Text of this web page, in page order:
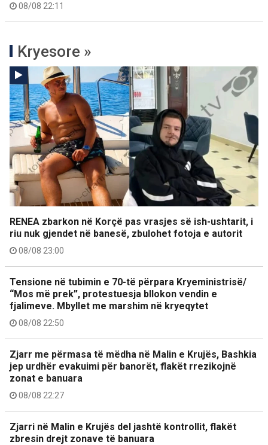
08/08 22:11
Kryesore »
RENEA zbarkon në Korçë pas vrasjes së ish-ushtarit, i
riu nuk gjendet në banesë, zbulohet fotoja e autorit
08/08 23:00
Tensione në tubimin e 70-të përpara Kryeministrisë/
“Mos më prek”, protestuesja bllokon vendin e
fjalimeve. Mbyllet me marshim në kryeqytet
08/08 22:50
Zjarr me përmasa të mëdha në Malin e Krujës, Bashkia
jep urdhër evakuimi për banorët, flakët rrezikojnë
zonat e banuara
08/08 22:27
Zjarri në Malin e Krujës del jashtë kontrollit, flakët
zbresin drejt zonave të banuara